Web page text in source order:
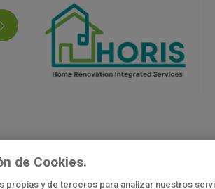
autores y
de Cookies.
propias y de terceros para analizar nuestros